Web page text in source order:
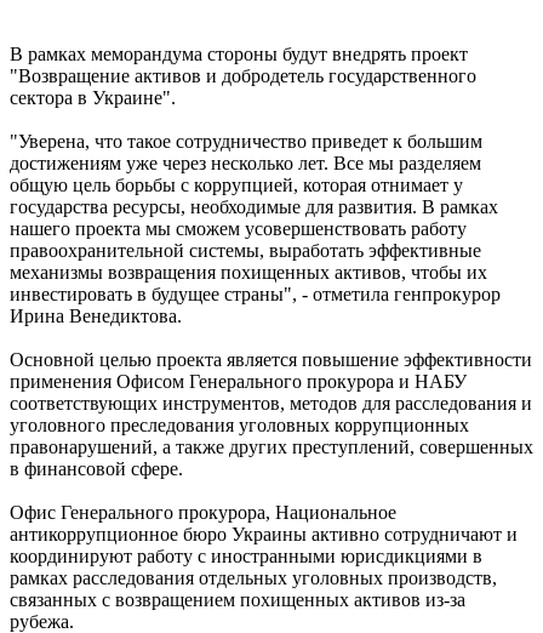
В рамках меморандума стороны будут внедрять проект
"Возвращение активов и добродетель государственного
сектора в Украине".
"Уверена, что такое сотрудничество приведет к большим
достижениям уже через несколько лет. Все мы разделяем
общую цель борьбы с коррупцией, которая отнимает у
государства ресурсы, необходимые для развития. В рамках
нашего проекта мы сможем усовершенствовать работу
правоохранительной системы, выработать эффективные
механизмы возвращения похищенных активов, чтобы их
инвестировать в будущее страны", - отметила генпрокурор
Ирина Венедиктова.
Основной целью проекта является повышение эффективности
применения Офисом Генерального прокурора и НАБУ
соответствующих инструментов, методов для расследования и
уголовного преследования уголовных коррупционных
правонарушений, а также других преступлений, совершенных
в финансовой сфере.
Офис Генерального прокурора, Национальное
антикоррупционное бюро Украины активно сотрудничают и
координируют работу с иностранными юрисдикциями в
рамках расследования отдельных уголовных производств,
связанных с возвращением похищенных активов из-за
рубежа.